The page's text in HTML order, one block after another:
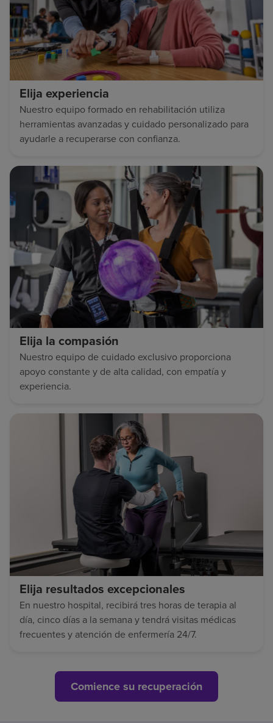
Elija experiencia
Nuestro equipo formado en rehabilitación utiliza
herramientas avanzadas y cuidado personalizado para
ayudarle a recuperarse con confianza.
Elija la compasión
Nuestro equipo de cuidado exclusivo proporciona
apoyo constante y de alta calidad, con empatía y
experiencia.
Elija resultados excepcionales
En nuestro hospital, recibirá tres horas de terapia al
día, cinco días a la semana y tendrá visitas médicas
frecuentes y atención de enfermería 24/7.
Comience su recuperación